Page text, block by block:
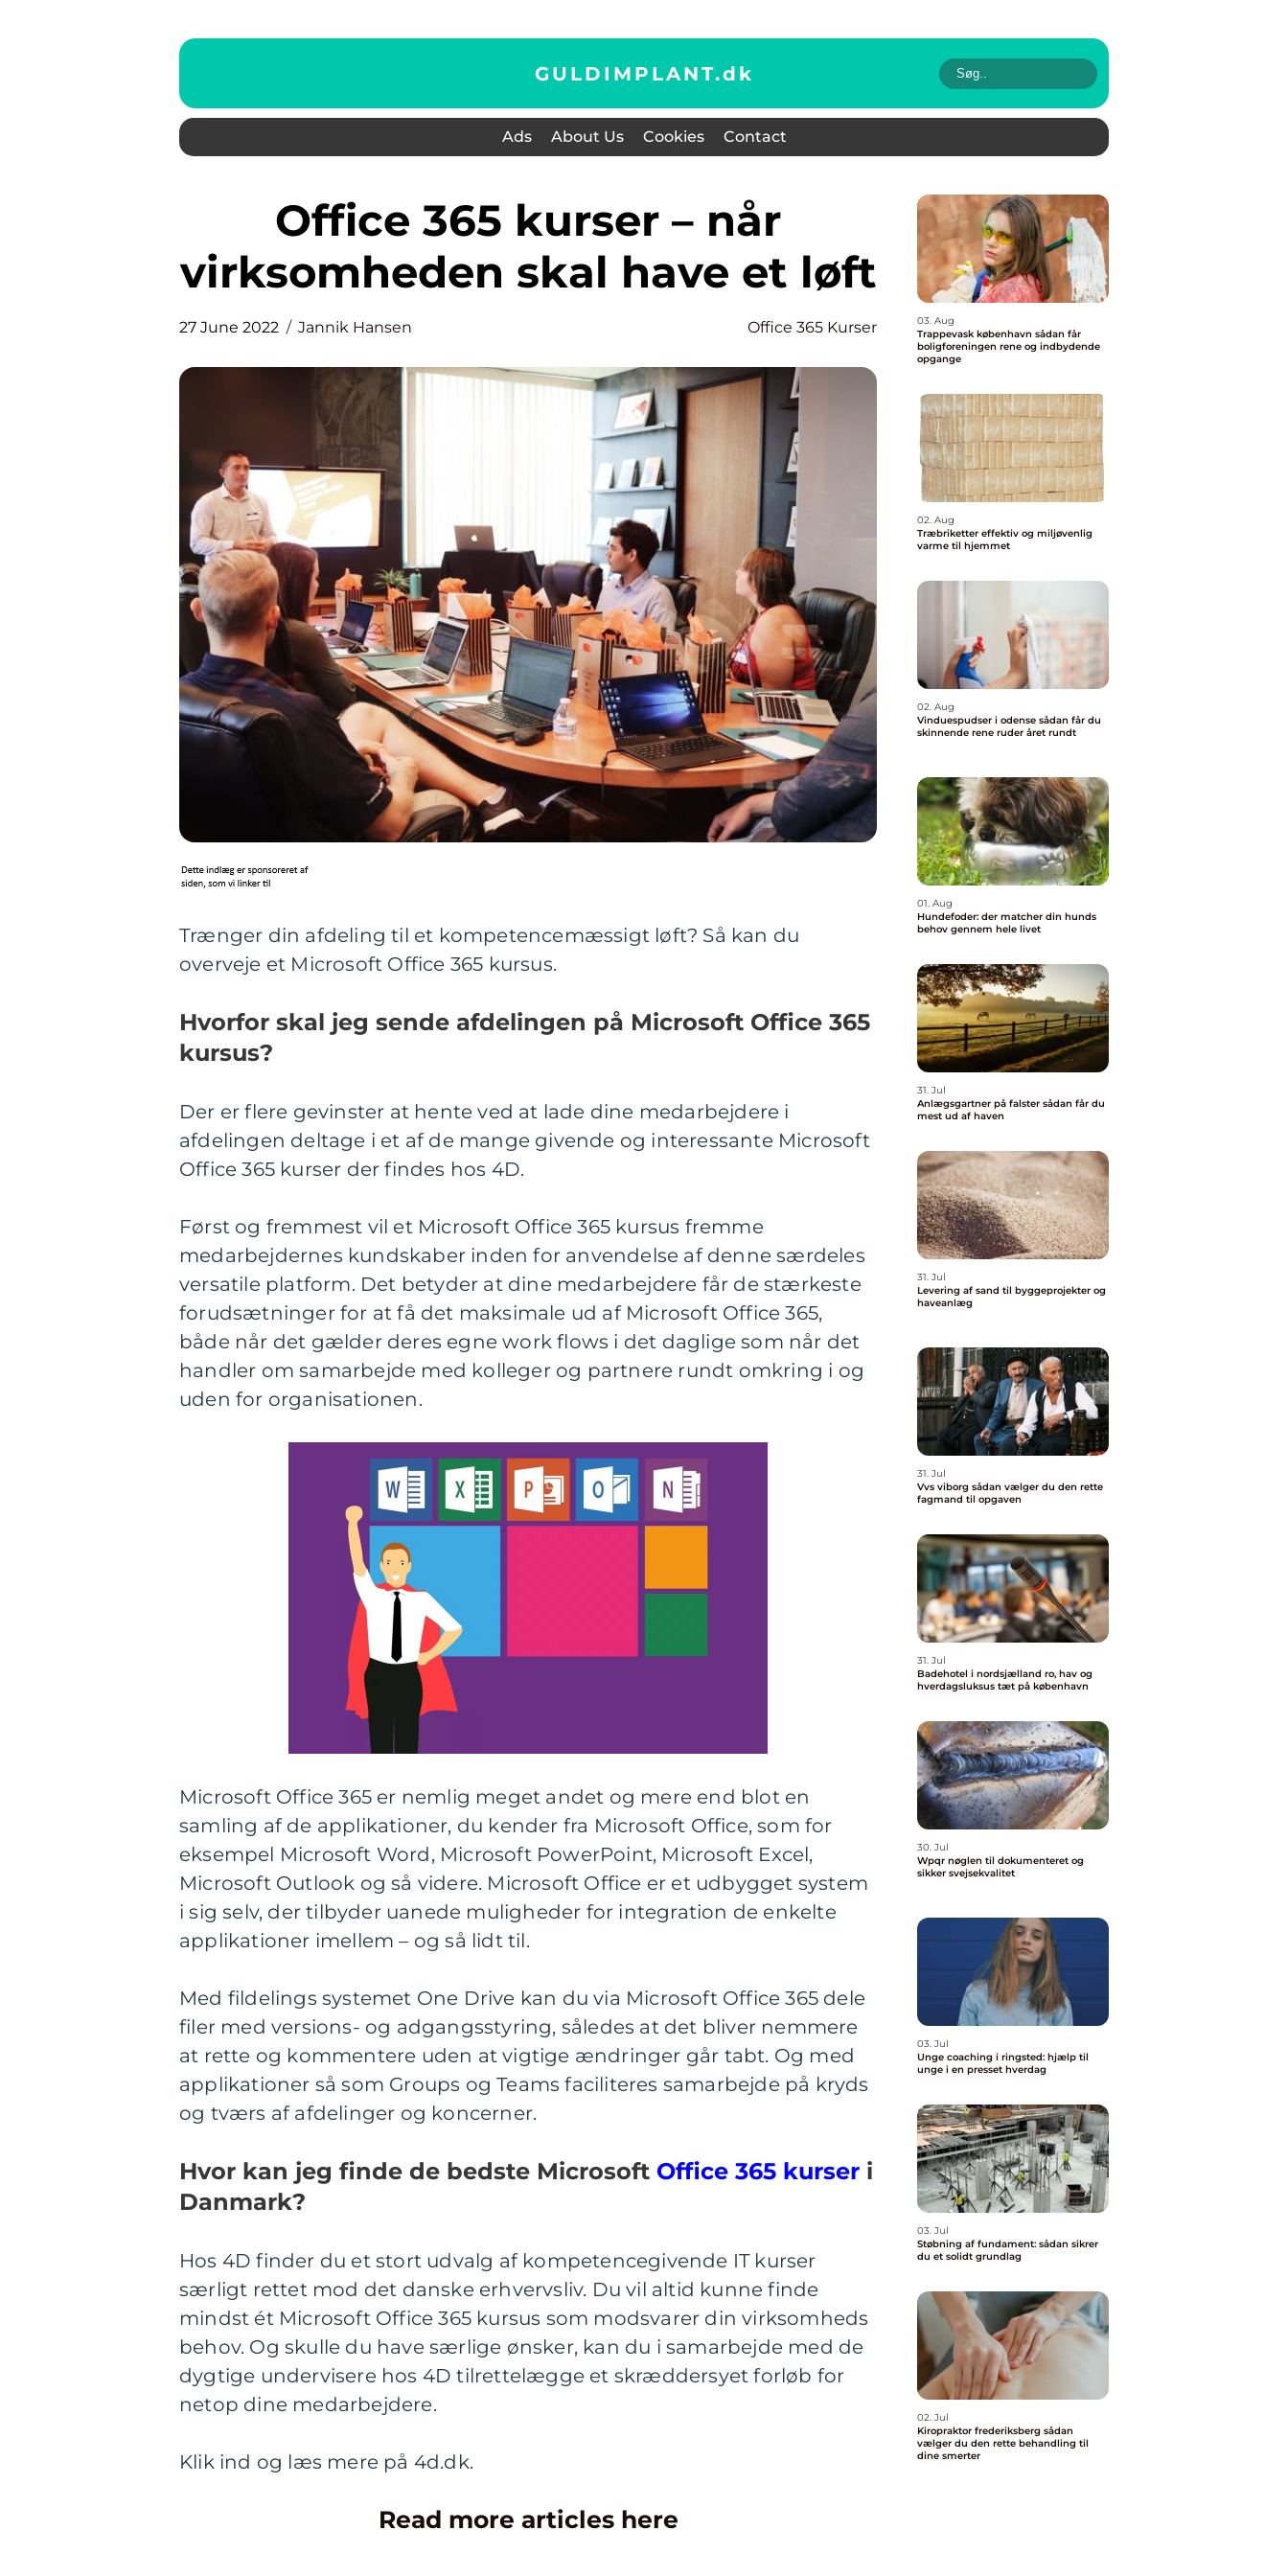
GULDIMPLANT.dk
Ads About Us Cookies Contact
Office 365 kurser – når
virksomheden skal have et løft
27 June 2022 Jannik Hansen Office 365 Kurser
Trænger din afdeling til et kompetencemæssigt løft? Så kan du
overveje et Microsoft Office 365 kursus.
Hvorfor skal jeg sende afdelingen på Microsoft Office 365
kursus?
Der er flere gevinster at hente ved at lade dine medarbejdere i
afdelingen deltage i et af de mange givende og interessante Microsoft
Office 365 kurser der findes hos 4D.
Først og fremmest vil et Microsoft Office 365 kursus fremme
medarbejdernes kundskaber inden for anvendelse af denne særdeles
versatile platform. Det betyder at dine medarbejdere får de stærkeste
forudsætninger for at få det maksimale ud af Microsoft Office 365,
både når det gælder deres egne work flows i det daglige som når det
handler om samarbejde med kolleger og partnere rundt omkring i og
uden for organisationen.
Microsoft Office 365 er nemlig meget andet og mere end blot en
samling af de applikationer, du kender fra Microsoft Office, som for
eksempel Microsoft Word, Microsoft PowerPoint, Microsoft Excel,
Microsoft Outlook og så videre. Microsoft Office er et udbygget system
i sig selv, der tilbyder uanede muligheder for integration de enkelte
applikationer imellem – og så lidt til.
Med fildelings systemet One Drive kan du via Microsoft Office 365 dele
filer med versions- og adgangsstyring, således at det bliver nemmere
at rette og kommentere uden at vigtige ændringer går tabt. Og med
applikationer så som Groups og Teams faciliteres samarbejde på kryds
og tværs af afdelinger og koncerner.
Hvor kan jeg finde de bedste Microsoft Office 365 kurser i
Danmark?
Hos 4D finder du et stort udvalg af kompetencegivende IT kurser
særligt rettet mod det danske erhvervsliv. Du vil altid kunne finde
mindst ét Microsoft Office 365 kursus som modsvarer din virksomheds
behov. Og skulle du have særlige ønsker, kan du i samarbejde med de
dygtige undervisere hos 4D tilrettelægge et skræddersyet forløb for
netop dine medarbejdere.
Klik ind og læs mere på 4d.dk.
Read more articles here
03. Aug
Trappevask københavn sådan får
boligforeningen rene og indbydende
opgange
02. Aug
Træbriketter effektiv og miljøvenlig
varme til hjemmet
02. Aug
Vinduespudser i odense sådan får du
skinnende rene ruder året rundt
01. Aug
Hundefoder: der matcher din hunds
behov gennem hele livet
31. Jul
Anlægsgartner på falster sådan får du
mest ud af haven
31. Jul
Levering af sand til byggeprojekter og
haveanlæg
31. Jul
Vvs viborg sådan vælger du den rette
fagmand til opgaven
31. Jul
Badehotel i nordsjælland ro, hav og
hverdagsluksus tæt på københavn
30. Jul
Wpqr nøglen til dokumenteret og
sikker svejsekvalitet
03. Jul
Unge coaching i ringsted: hjælp til
unge i en presset hverdag
03. Jul
Støbning af fundament: sådan sikrer
du et solidt grundlag
02. Jul
Kiropraktor frederiksberg sådan
vælger du den rette behandling til
dine smerter